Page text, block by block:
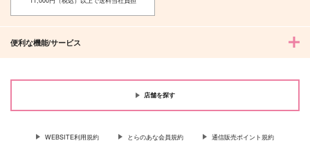
便利な機能/サービス
店舗を探す
WEBSITE利用規約 とらのあな会員規約 通信販売ポイント規約